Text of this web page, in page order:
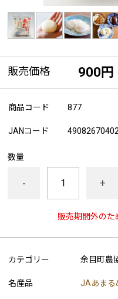
販売価格 900円
商品コード 877
JANコード
数量
- +
販売期間外のた
カテゴリー 余目町農
名産品 JAあまる